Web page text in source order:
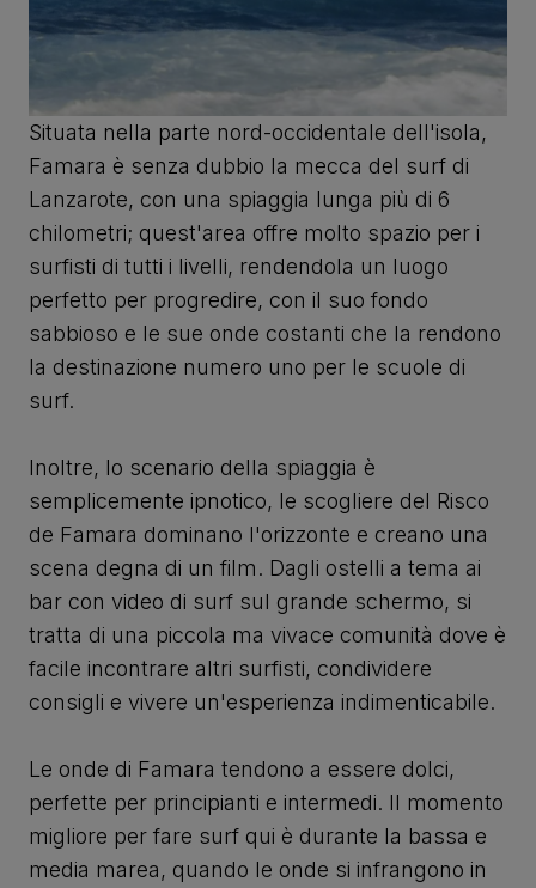
Situata nella parte nord-occidentale dell'isola,
Famara è senza dubbio la mecca del surf di
Lanzarote, con una spiaggia lunga più di 6
chilometri; quest'area offre molto spazio per i
surfisti di tutti i livelli, rendendola un luogo
perfetto per progredire, con il suo fondo
sabbioso e le sue onde costanti che la rendono
la destinazione numero uno per le scuole di
surf.
Inoltre, lo scenario della spiaggia è
semplicemente ipnotico, le scogliere del Risco
de Famara dominano l'orizzonte e creano una
scena degna di un film. Dagli ostelli a tema ai
bar con video di surf sul grande schermo, si
tratta di una piccola ma vivace comunità dove è
facile incontrare altri surfisti, condividere
consigli e vivere un'esperienza indimenticabile.
Le onde di Famara tendono a essere dolci,
perfette per principianti e intermedi. Il momento
migliore per fare surf qui è durante la bassa e
media marea, quando le onde si infrangono in